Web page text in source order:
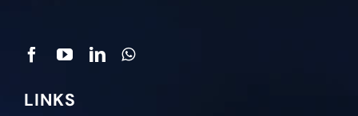
LINKS